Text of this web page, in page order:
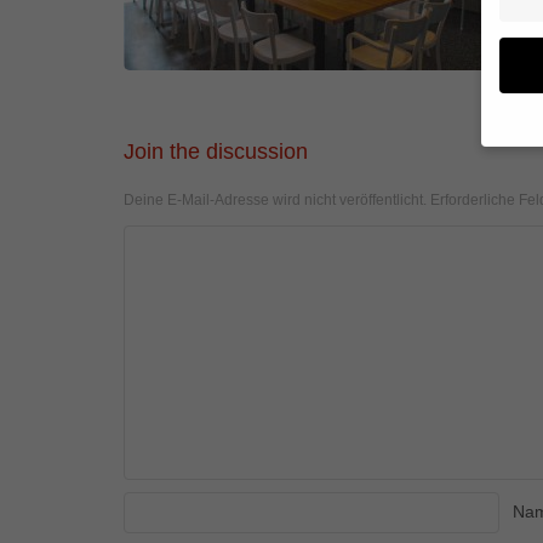
Join the discussion
Deine E-Mail-Adresse wird nicht veröffentlicht. Erforderliche